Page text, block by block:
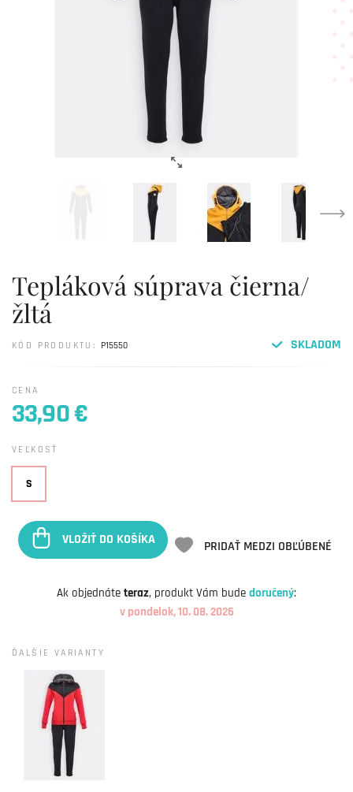
Tepláková súprava čierna/
žltá
SKLADOM
KÓD PRODUKTU: P15550
CENA
33,90 €
VEĽKOSŤ
S
VLOŽIŤ DO KOŠÍKA PRIDAŤ MEDZI OBĽÚBENÉ
Ak objednáte teraz, produkt Vám bude doručený:
v pondelok, 10. 08. 2026
ĎALŠIE VARIANTY